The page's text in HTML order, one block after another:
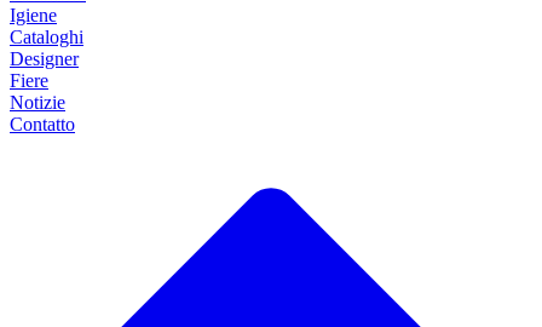
Igiene
Cataloghi
Designer
Fiere
Notizie
Contatto